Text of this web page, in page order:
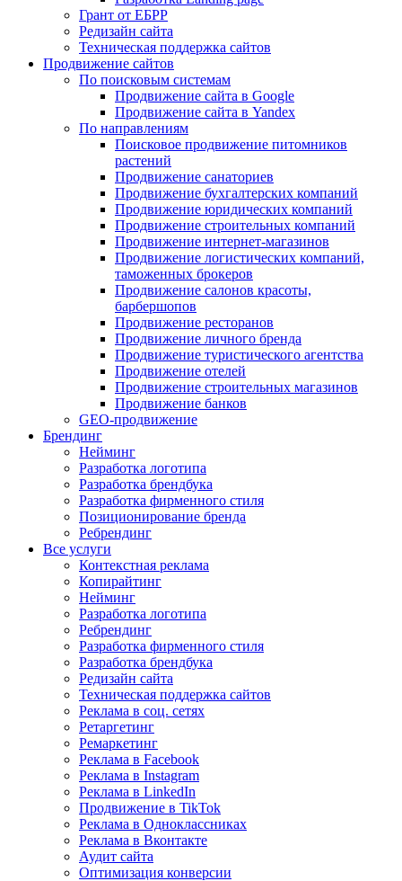
Грант от ЕБРР
Редизайн сайта
Техническая поддержка сайтов
Продвижение сайтов
По поисковым системам
Продвижение сайта в Google
Продвижение сайта в Yandex
По направлениям
Поисковое продвижение питомников
растений
Продвижение санаториев
Продвижение бухгалтерских компаний
Продвижение юридических компаний
Продвижение строительных компаний
Продвижение интернет-магазинов
Продвижение логистических компаний,
таможенных брокеров
Продвижение салонов красоты,
барбершопов
Продвижение ресторанов
Продвижение личного бренда
Продвижение туристического агентства
Продвижение отелей
Продвижение строительных магазинов
Продвижение банков
GEO-продвижение
Брендинг
Нейминг
Разработка логотипа
Разработка брендбука
Разработка фирменного стиля
Позиционирование бренда
Ребрендинг
Все услуги
Контекстная реклама
Копирайтинг
Нейминг
Разработка логотипа
Ребрендинг
Разработка фирменного стиля
Разработка брендбука
Редизайн сайта
Техническая поддержка сайтов
Реклама в соц. сетях
Ретаргетинг
Ремаркетинг
Реклама в Facebook
Реклама в Instagram
Реклама в LinkedIn
Продвижение в TikTok
Реклама в Одноклассниках
Реклама в Вконтакте
Аудит сайта
Оптимизация конверсии